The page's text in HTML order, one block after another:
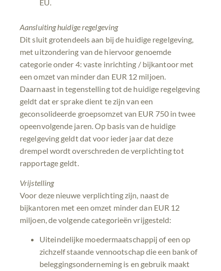
EU.
Aansluiting huidige regelgeving
Dit sluit grotendeels aan bij de huidige regelgeving,
met uitzondering van de hiervoor genoemde
categorie onder 4: vaste inrichting / bijkantoor met
een omzet van minder dan EUR 12 miljoen.
Daarnaast in tegenstelling tot de huidige regelgeving
geldt dat er sprake dient te zijn van een
geconsolideerde groepsomzet van EUR 750 in twee
opeenvolgende jaren. Op basis van de huidige
regelgeving geldt dat voor ieder jaar dat deze
drempel wordt overschreden de verplichting tot
rapportage geldt.
Vrijstelling
Voor deze nieuwe verplichting zijn, naast de
bijkantoren met een omzet minder dan EUR 12
miljoen, de volgende categorieën vrijgesteld:
Uiteindelijke moedermaatschappij of een op
zichzelf staande vennootschap die een bank of
beleggingsonderneming is en gebruik maakt